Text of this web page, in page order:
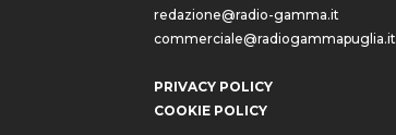
redazione@radio-gamma.it
commerciale@radiogammapuglia.it
PRIVACY POLICY
COOKIE POLICY